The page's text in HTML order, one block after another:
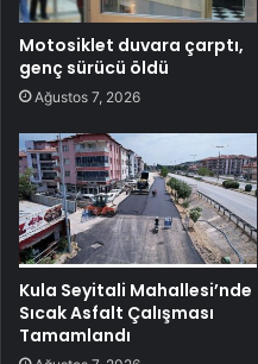
Motosiklet duvara çarptı,
genç sürücü öldü
Ağustos 7, 2026
Kula Seyitali Mahallesi’nde
Sıcak Asfalt Çalışması
Tamamlandı